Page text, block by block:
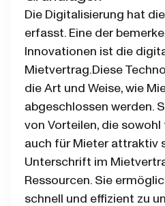
Die Digitalisierung hat
erfasst. Eine der
Innovationen ist die
Mietvertrag.Diese
die Art und Weise, wie
abgeschlossen werden.
von Vorteilen, die
auch für Mieter attraktiv
Unterschrift im
Ressourcen. Sie
schnell und effizient zu